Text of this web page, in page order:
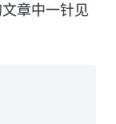
章中一针见